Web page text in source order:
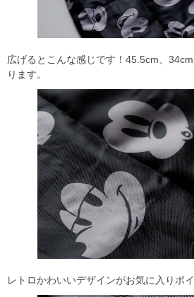
広げるとこんな感じです！45.5cm、
ります。
レトロかわいいデザインがお気に入りポ